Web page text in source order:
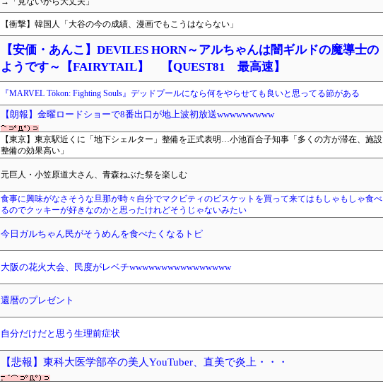
【衝撃】韓国人「大谷の今の成績、漫画でもこうはならない」
【安価・あんこ】DEVILES HORN～アルちゃんは闇ギルドの魔導士の
ようです～【FAIRYTAIL】 【QUEST81 最高速】
『MARVEL Tōkon: Fighting Souls』デッドプールになら何をやらせても良いと思ってる節がある
【朗報】金曜ロードショーで8番出口が地上波初放送wwwwwwwww
【東京】東京駅近くに「地下シェルター」整備を正式表明…小池百合子知事「多くの方が滞在、施設
整備の効果高い」
元巨人・小笠原道大さん、青森ねぶた祭を楽しむ
食事に興味がなさそうな旦那が時々自分でマクビティのビスケットを買って来てはもしゃもしゃ食べ
るのでクッキーが好きなのかと思ったけれどそうじゃないみたい
今日ガルちゃん民がそうめんを食べたくなるトピ
大阪の花火大会、民度がレベチwwwwwwwwwwwwwwww
還暦のプレゼント
自分だけだと思う生理前症状
【悲報】東科大医学部卒の美人YouTuber、直美で炎上・・・